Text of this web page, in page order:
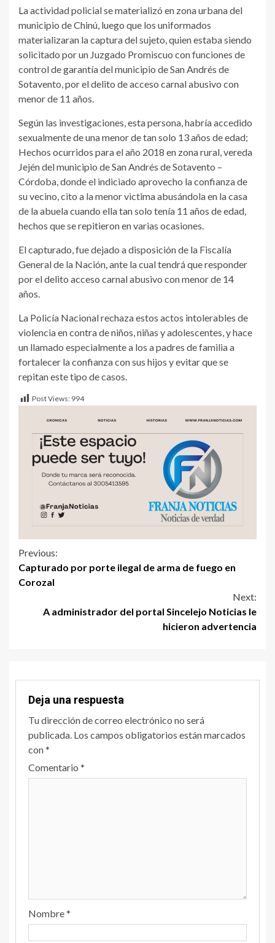
La actividad policial se materializó en zona urbana del
municipio de Chinú, luego que los uniformados
materializaran la captura del sujeto, quien estaba siendo
solicitado por un Juzgado Promiscuo con funciones de
control de garantía del municipio de San Andrés de
Sotavento, por el delito de acceso carnal abusivo con
menor de 11 años.
Según las investigaciones, esta persona, habría accedido
sexualmente de una menor de tan solo 13 años de edad;
Hechos ocurridos para el año 2018 en zona rural, vereda
Jején del municipio de San Andrés de Sotavento –
Córdoba, donde el indiciado aprovecho la confianza de
su vecino, cito a la menor victima abusándola en la casa
de la abuela cuando ella tan solo tenía 11 años de edad,
hechos que se repitieron en varias ocasiones.
El capturado, fue dejado a disposición de la Fiscalía
General de la Nación, ante la cual tendrá que responder
por el delito acceso carnal abusivo con menor de 14
años.
La Policía Nacional rechaza estos actos intolerables de
violencia en contra de niños, niñas y adolescentes, y hace
un llamado especialmente a los a padres de familia a
fortalecer la confianza con sus hijos y evitar que se
repitan este tipo de casos.
Post Views: 994
Previous:
Capturado por porte ilegal de arma de fuego en
Corozal
Next:
A administrador del portal Sincelejo Noticias le
hicieron advertencia
Deja una respuesta
Tu dirección de correo electrónico no será
publicada. Los campos obligatorios están marcados
con*
Comentario *
Nombre*